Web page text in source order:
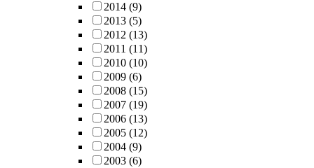
2014 (9)
2013 (5)
2012 (13)
2011 (11)
2010 (10)
2009 (6)
2008 (15)
2007 (19)
2006 (13)
2005 (12)
2004 (9)
2003 (6)